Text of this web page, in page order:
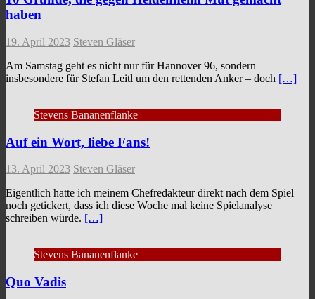
haben
19. April 2023 Steven Gläser
Am Samstag geht es nicht nur für Hannover 96, sondern
insbesondere für Stefan Leitl um den rettenden Anker – doch […]
Stevens Bananenflanke
Auf ein Wort, liebe Fans!
13. April 2023 Steven Gläser
Eigentlich hatte ich meinem Chefredakteur direkt nach dem Spiel
noch getickert, dass ich diese Woche mal keine Spielanalyse
schreiben würde. […]
Stevens Bananenflanke
Quo Vadis